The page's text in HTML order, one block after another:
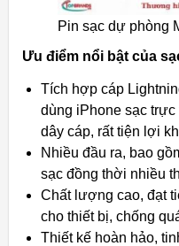
Pin sạc dự phòng
Ưu điểm nổi bật của
Tích hợp cáp
dùng iPhone sạc
dây cáp, rất tiện lợi
Nhiều đầu ra, bao
sạc đồng thời nhiều
Chất lượng cao, đạt
cho thiết bị, chống
Thiết kế hoàn hảo,